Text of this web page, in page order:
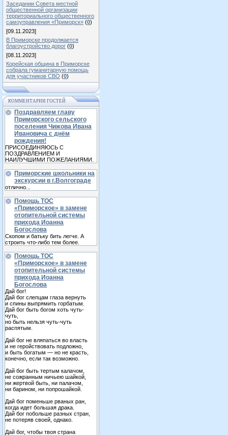
Заседании Совета местной
общественной организации
территориального общественного
самоуправления «Приморск» (0)
[09.11.2023]
В Приморске продолжается
благоустройство дорог (0)
[08.11.2023]
Корейская община в Приморске
собрала гуманитарную помощь
для участников СВО (0)
КОММЕНТАРИИ ГОСТЕЙ
Поздравляем главу
Приморского сельского
поселения Чижова Ивана
Ивановича с днём
рождения!
ПРИСОЕДИНЯЮСЬ С
ПОЗДРАВЛЕНИЕМ И
НАИЛУЧШИМИ ПОЖЕЛАНИЯМИ.
Приморские школьники на
экскурсии в г.Волгограде
отлично...
Помощь ТОС
«Приморское» в замене
отопительной системы
прихода Иоанна
Богослова
Скопом и батьку бить легче. А
строить что-либо тем более.
Помощь ТОС
«Приморское» в замене
отопительной системы
прихода Иоанна
Богослова
Дай бог!
Дай бог слепцам глаза вернуть
и спины выпрямить горбатым.
Дай бог быть богом хоть чуть-
чуть,
но быть нельзя чуть-чуть
распятым.
Дай бог не вляпаться во власть
и не геройствовать подложно,
и быть богатым — но не красть,
конечно, если так возможно.
Дай бог быть тертым калачом,
не сожранным ничьею шайкой,
ни жертвой быть, ни палачом,
ни барином, ни попрошайкой.
Дай бог поменьше рваных ран,
когда идет большая драка.
Дай бог побольше разных стран,
не потеряв своей, однако.
Дай бог, чтобы твоя страна